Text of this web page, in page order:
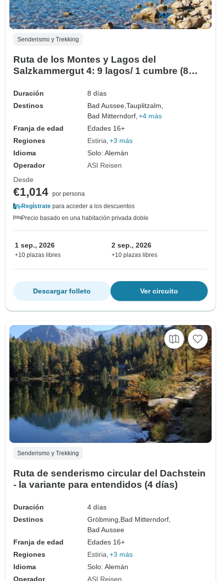
Senderismo y Trekking
Ruta de los Montes y Lagos del
Salzkammergut 4: 9 lagos/ 1 cumbre (8
Duración
8 días
Destinos
Bad Aussee,Tauplitzalm,
Bad Mitterndorf, +4 más
Franja de edad
Edades 16+
Regiones
Estiria +3 más
Idioma
Solo: Alemán
Operador
ASI Reisen
Desde
€1,014 por persona
Regístrate para acceder a los descuentos
Precio basado en una habitación privada doble
1 sep., 2026
+10 plazas libres
2 sep., 2026
+10 plazas libres
Ver circuito
Descargar folleto
Senderismo y Trekking
Ruta de senderismo circular del Dachstein
- la variante para entendidos (4 días)
Duración
4 días
Destinos
Gröbming, Bad Mitterndorf,
Bad Aussee
Franja de edad
Edades 16+
Regiones
Estiria +3 más
Idioma
Solo: Alemán
Operador
ASI Reisen